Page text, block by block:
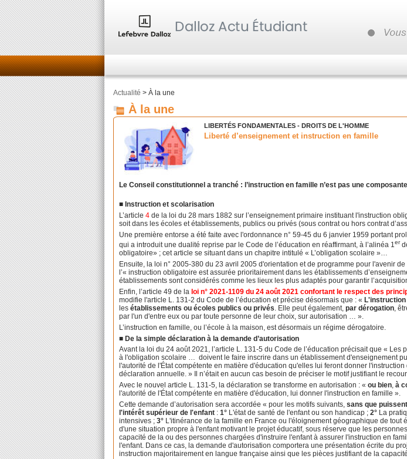
Actualité > À la une
À la une
LIBERTÉS FONDAMENTALES - DROITS DE L'HOMME
Liberté d’enseignement et instruction en famille
Le Conseil constitutionnel a tranché : l’instruction en famille n’est pas une
■ Instruction et scolarisation
L’article4 de la loi du 28 mars 1882 sur l’enseignement primaire instituant l'instruction
soit dans les écoles et établissements, publics ou privés (sous contrat ou hors contrat
Une première entorse a été faite avec l'ordonnance n° 59-45 du 6 janvier 1959 portant
qui a introduit une dualité reprise par le Code de l’éducation en réaffirmant, à l’alinéa 1er
obligatoire» ; cet article se situant dans un chapitre intitulé « L’obligation scolaire »…
Ensuite, la loi n° 2005-380 du 23 avril 2005 d'orientation et de programme pour l'avenir
l’« instruction obligatoire est assurée prioritairement dans les établissements
établissements sont considérés comme les lieux les plus adaptés pour garantir
Enfin, l’article 49 de laloi n° 2021-1109 du 24 août 2021 confortant le respect des
modifie l'article L. 131-2 du Code de l’éducation et précise désormais que : «
lesétablissements ou écoles publics ou privés. Elle peut également,par dérogation,
par l'un d'entre eux ou par toute personne de leur choix, sur autorisation … ».
L’instruction en famille, ou l’école à la maison, est désormais un régime dérogatoire.
■ De la simple déclaration à la demande d’autorisation
Avant la loi du 24 août 2021, l’article L. 131-5 du Code de l’éducation précisait que «
à l'obligation scolaire … doivent le faire inscrire dans un établissement d'enseignement
l'autorité de l'État compétente en matière d'éducation qu'elles lui feront donner
déclaration annuelle. » Il n’était en aucun cas besoin de préciser le motif justifiant le
Avec le nouvel article L. 131-5, la déclaration se transforme en autorisation : «ou bien,à
l'autorité de l'État compétente en matière d'éducation, lui donner l'instruction en famille ».
Cette demande d’autorisation sera accordée « pour les motifs suivants,sans que
l'intérêt supérieur de l'enfant :1° L'état de santé de l'enfant ou son handicap ;2° La
intensives ;3° L'itinérance de la famille en France ou l'éloignement géographique de tout
d'une situation propre à l'enfant motivant le projet éducatif, sous réserve que les
capacité de la ou des personnes chargées d'instruire l'enfant à assurer l'instruction en
l'enfant. Dans ce cas, la demande d'autorisation comportera une présentation écrite du
instruction majoritairement en langue française ainsi que les pièces justifiant de la